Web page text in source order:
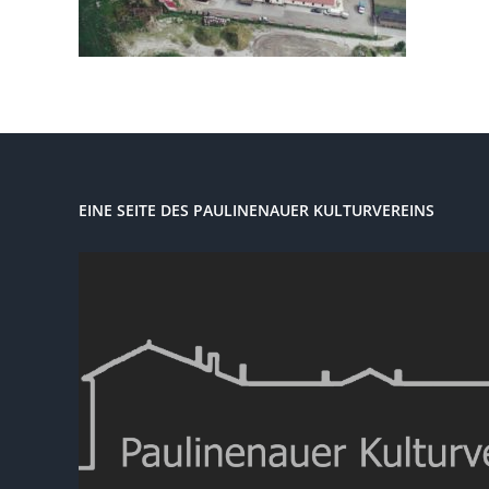
EINE SEITE DES PAULINENAUER KULTURVEREINS